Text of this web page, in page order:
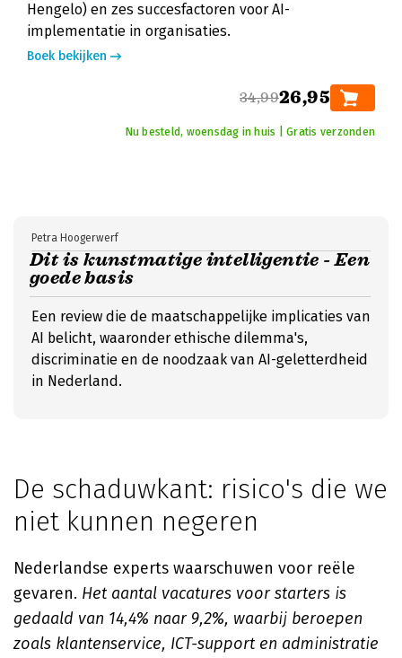
Hengelo) en zes succesfactoren voor AI-
implementatie in organisaties.
Boek bekijken
34,9926,95
Nu besteld, woensdag in huis | Gratis verzonden
Dit is kunstmatige intelligentie - Een
goede basis
Petra Hoogerwerf
Een review die de maatschappelijke implicaties van
AI belicht, waaronder ethische dilemma's,
discriminatie en de noodzaak van AI-geletterdheid
in Nederland.
De schaduwkant: risico's die we
niet kunnen negeren
Nederlandse experts waarschuwen voor reële
gevaren. Het aantal vacatures voor starters is
gedaald van 14,4% naar 9,2%, waarbij beroepen
zoals klantenservice, ICT-support en administratie